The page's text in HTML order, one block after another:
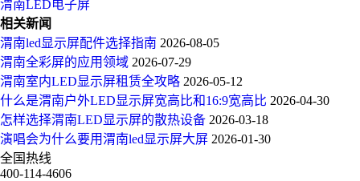
渭南LED电子屏
相关新闻
渭南led显示屏配件选择指南 2026-08-05
渭南全彩屏的应用领域 2026-07-29
渭南室内LED显示屏租赁全攻略 2026-05-12
什么是渭南户外LED显示屏宽高比和16:9宽高比 2026-04-30
怎样选择渭南LED显示屏的散热设备 2026-03-18
演唱会为什么要用渭南led显示屏大屏 2026-01-30
全国热线
400-114-4606